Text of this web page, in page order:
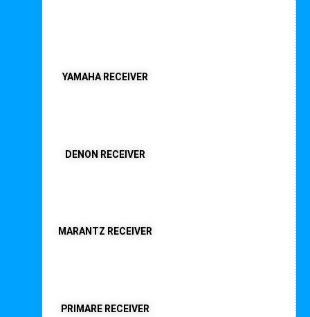
YAMAHA RECEIVER
DENON RECEIVER
MARANTZ RECEIVER
PRIMARE RECEIVER